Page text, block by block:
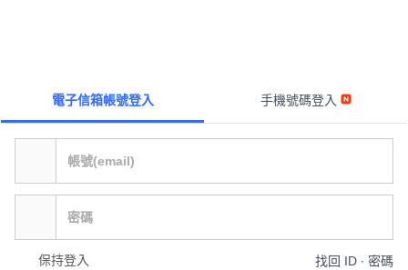
電子信箱帳號登入 手機號碼登入
保持登入 找回 ID ∙ 密碼